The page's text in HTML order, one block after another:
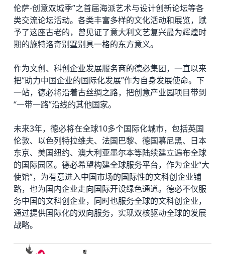
伦萨-创意双城季”之首届海派艺术与设计创新论坛等各
类交流论坛活动。各类丰富多样的文化活动和展览，赋
予了这座古老的，曾见证了意大利文艺复兴最为辉煌时
期的施特洛奇别墅别具一格的东方意义。
作为文创、科创企业发展服务商的德必集团，一直以来
把“助力中国企业的国际化发展”作为自身发展使命。下
一站，德必将沿着古丝绸之路，把创意产业园项目带到
“一带一路”沿线的其他国家。
未来3年，德必将在全球10多个国际化城市，包括英国
伦敦、以色列特拉维夫、法国巴黎、德国慕尼黑、日本
东京、美国纽约、澳大利亚墨尔本等陆续建立遍布全球
的国际园区。德必希望构建全球服务平台，作为企业“大
使馆”，为有意进入中国市场的国际性的文科创企业铺
路，也为国内企业走向国际开设绿色通道。德必不仅服
务中国的文科创企业，同时也服务全球的文科创企业，
通过提供国际化的双向服务，实现双核驱动全球的发展
战略。